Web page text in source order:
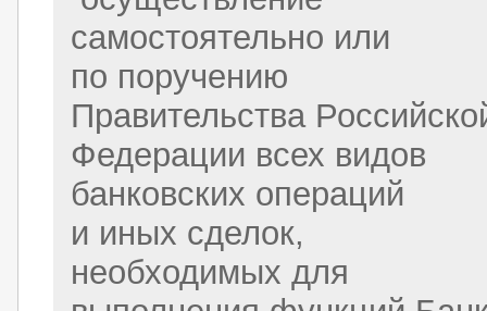
самостоятельно или
по поручению
Правительства
Федерации всех видов
банковских операций
и иных сделок,
необходимых для